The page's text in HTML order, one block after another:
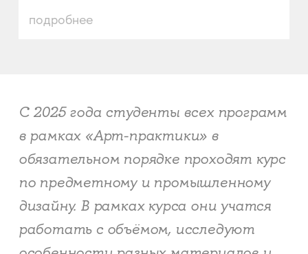
подробнее
С 2025 года студенты всех программ
в рамках «Арт-практики» в
обязательном порядке проходят курс
по предметному и промышленному
дизайну. В рамках курса они учатся
работать с объёмом, исследуют